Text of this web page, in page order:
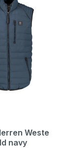
Weste
navy